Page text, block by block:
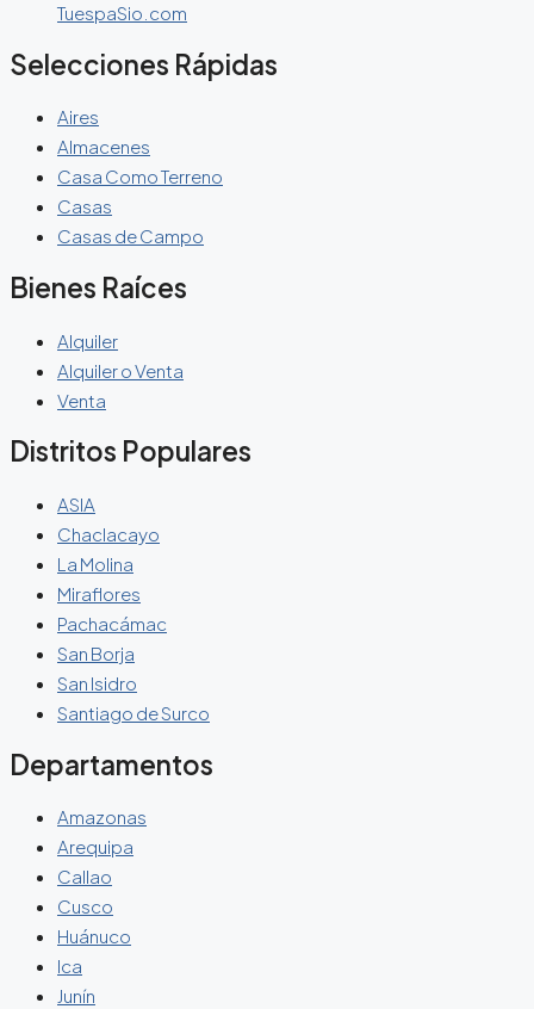
TuespaSio.com
Selecciones Rápidas
Aires
Almacenes
Casa Como Terreno
Casas
Casas de Campo
Bienes Raíces
Alquiler
Alquiler o Venta
Venta
Distritos Populares
ASIA
Chaclacayo
La Molina
Miraflores
Pachacámac
San Borja
San Isidro
Santiago de Surco
Departamentos
Amazonas
Arequipa
Callao
Cusco
Huánuco
Ica
Junín